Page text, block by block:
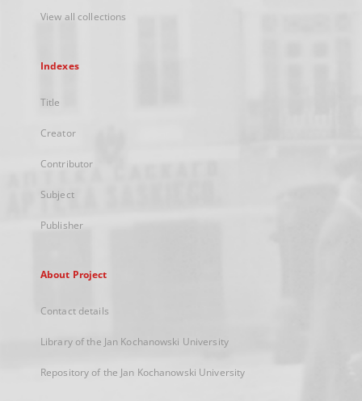
View all collections
Indexes
Title
Creator
Contributor
Subject
Publisher
About Project
Contact details
Library of the Jan Kochanowski University
Repository of the Jan Kochanowski University